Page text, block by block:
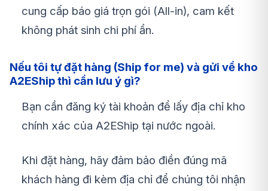
cung cấp báo giá trọn gói (All-in), cam kết
không phát sinh chi phí ẩn.
Nếu tôi tự đặt hàng (Ship for me) và gửi về kho
A2EShip thì cần lưu ý gì?
Bạn cần đăng ký tài khoản để lấy địa chỉ kho
chính xác của A2EShip tại nước ngoài.
Khi đặt hàng, hãy đảm bảo điền đúng mã
khách hàng đi kèm địa chỉ để chúng tôi nhận